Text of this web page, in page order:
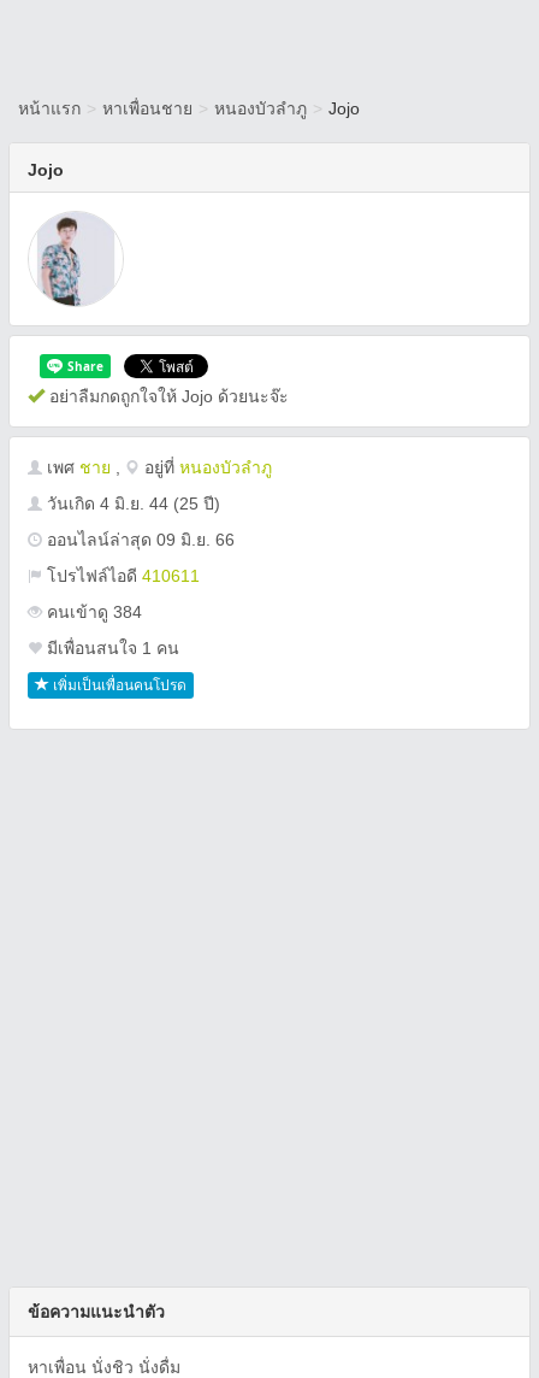
หน้าแรก > หาเพื่อนชาย > หนองบัวลำภู > Jojo
Jojo
อย่าลืมกดถูกใจให้ Jojo ด้วยนะจ๊ะ
เพศ ชาย อยู่ที่ หนองบัวลำภู
วันเกิด 4 มิ.ย. 44 (25 ปี)
ออนไลน์ล่าสุด 09 มิ.ย. 66
โปรไฟล์ไอดี 410611
คนเข้าดู 384
มีเพื่อนสนใจ 1 คน
เพิ่มเป็นเพื่อนคนโปรด
ข้อความแนะนำตัว
หาเพื่อน​ นั่งชิว นั่งดื่ม